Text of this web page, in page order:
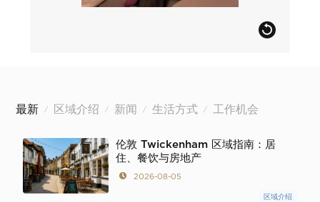
最新 / 区域介绍 / 新闻 / 生活方式 / 工作机会
伦敦 Twickenham 区域指南：居
住、餐饮与房地产
2026-08-05
区域介绍